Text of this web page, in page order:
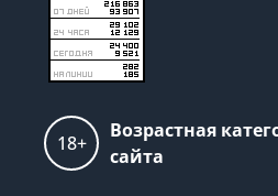
18+
Возрастная
сайта